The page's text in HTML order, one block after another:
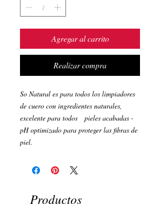
Agregar al carrito
Realizar compra
So Natural es para todos los limpiadores
de cuero con ingredientes naturales,
excelente para todos pieles acabadas -
pH optimizado para proteger las fibras de
piel.
Productos